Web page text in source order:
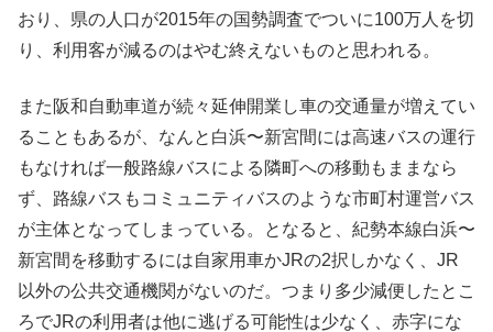
おり、県の人口が2015年の国勢調査でついに100万人を切
り、利用客が減るのはやむ終えないものと思われる。
また阪和自動車道が続々延伸開業し車の交通量が増えてい
ることもあるが、なんと白浜〜新宮間には高速バスの運行
もなければ一般路線バスによる隣町への移動もままなら
ず、路線バスもコミュニティバスのような市町村運営バス
が主体となってしまっている。となると、紀勢本線白浜〜
新宮間を移動するには自家用車かJRの2択しかなく、JR
以外の公共交通機関がないのだ。つまり多少減便したとこ
ろでJRの利用者は他に逃げる可能性は少なく、赤字にな